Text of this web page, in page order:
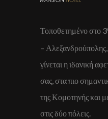
Τοποθετημένο στο 3
– Αλεξανδρούπολης,
γίνεται η ιδανική
σας, στα πιο
της Κομοτηνής και
στις δύο πόλεις.